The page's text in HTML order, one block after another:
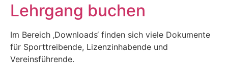
Lehrgang buchen
Im Bereich ‚Downloads‘ finden sich viele Dokumente
für Sporttreibende, Lizenzinhabende und
Vereinsführende.